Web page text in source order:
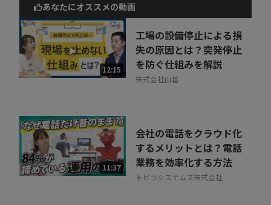
動画でご紹介しているサービスについて
お気軽にご相談・ご質問いただけます！
30秒でお申し込み可能
相談を希望する 無料
あなたにオススメの動画
12:15
工場の設備停止による損
失の原因とは？突発停止
を防ぐ仕組みを解説
株式会社山善
11:37
会社の電話をクラウド化
するメリットとは？電話
業務を効率化する方法
トビラシステムズ株式会社